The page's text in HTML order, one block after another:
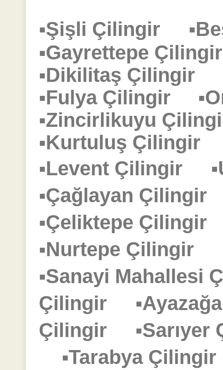
▪Şişli Çilingir
▪Gayrettepe
▪Dikilitaş Çilingir
▪Fulya Çilingir
▪Zincirlikuyu
▪Kurtuluş
▪Levent Çilingir
▪Çağlayan
▪Çeliktepe
▪Nurtepe Çilingir
▪Sanayi
Çilingir
Çilingir
▪Tarabya